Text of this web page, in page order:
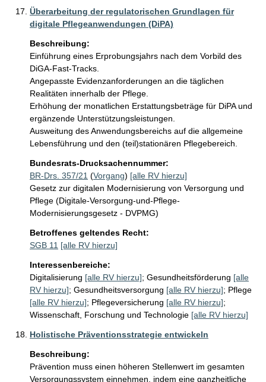
Überarbeitung der regulatorischen Grundlagen für
digitale Pflegeanwendungen (DiPA)
Beschreibung:
Einführung eines Erprobungsjahrs nach dem Vorbild des
DiGA-Fast-Tracks.
Angepasste Evidenzanforderungen an die täglichen
Realitäten innerhalb der Pflege.
Erhöhung der monatlichen Erstattungsbeträge für DiPA und
ergänzende Unterstützungsleistungen.
Ausweitung des Anwendungsbereichs auf die allgemeine
Lebensführung und den (teil)stationären Pflegebereich.
Bundesrats-Drucksachennummer:
BR-Drs. 357/21 (Vorgang) [alle RV hierzu]
Gesetz zur digitalen Modernisierung von Versorgung und
Pflege (Digitale-Versorgung-und-Pflege-
Modernisierungsgesetz - DVPMG)
Betroffenes geltendes Recht:
SGB 11 [alle RV hierzu]
Interessenbereiche:
Digitalisierung [alle RV hierzu]; Gesundheitsförderung [alle
RV hierzu]; Gesundheitsversorgung [alle RV hierzu]; Pflege
[alle RV hierzu]; Pflegeversicherung [alle RV hierzu];
Wissenschaft, Forschung und Technologie [alle RV hierzu]
Holistische Präventionsstrategie entwickeln
Beschreibung:
Prävention muss einen höheren Stellenwert im gesamten
Versorgungssystem einnehmen, indem eine ganzheitliche